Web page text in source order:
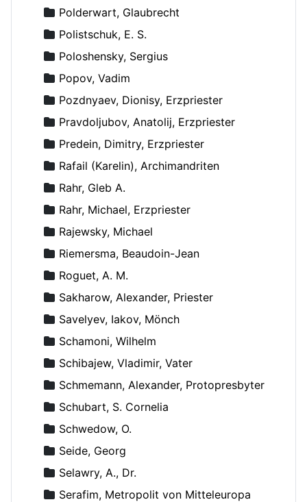
Polderwart, Glaubrecht
Polistschuk, E. S.
Poloshensky, Sergius
Popov, Vadim
Pozdnyaev, Dionisy, Erzpriester
Pravdoljubov, Anatolij, Erzpriester
Predein, Dimitry, Erzpriester
Rafail (Karelin), Archimandriten
Rahr, Gleb A.
Rahr, Michael, Erzpriester
Rajewsky, Michael
Riemersma, Beaudoin-Jean
Roguet, A. M.
Sakharow, Alexander, Priester
Savelyev, Iakov, Mönch
Schamoni, Wilhelm
Schibajew, Vladimir, Vater
Schmemann, Alexander, Protopresbyter
Schubart, S. Cornelia
Schwedow, O.
Seide, Georg
Selawry, A., Dr.
Serafim, Metropolit von Mitteleuropa